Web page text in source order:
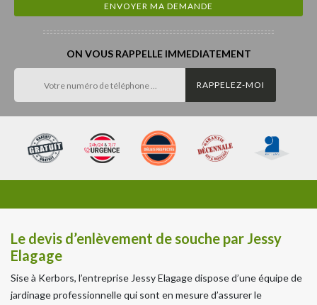
ON VOUS RAPPELLE IMMEDIATEMENT
Le devis d’enlèvement de souche par Jessy
Elagage
Sise à Kerbors, l’entreprise Jessy Elagage dispose d’une équipe de
jardinage professionnelle qui sont en mesure d’assurer le